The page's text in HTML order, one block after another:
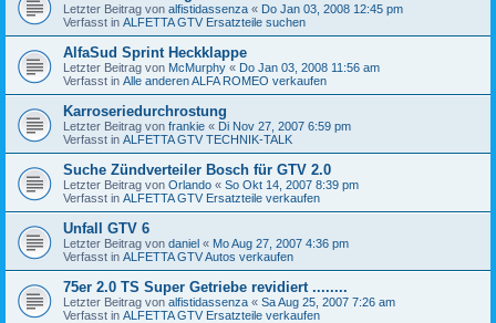
Letzter Beitrag von alfistidassenza « Do Jan 03, 2008 12:45 pm
Verfasst in ALFETTA GTV Ersatzteile suchen
AlfaSud Sprint Heckklappe
Letzter Beitrag von McMurphy « Do Jan 03, 2008 11:56 am
Verfasst in Alle anderen ALFA ROMEO verkaufen
Karroseriedurchrostung
Letzter Beitrag von frankie « Di Nov 27, 2007 6:59 pm
Verfasst in ALFETTA GTV TECHNIK-TALK
Suche Zündverteiler Bosch für GTV 2.0
Letzter Beitrag von Orlando « So Okt 14, 2007 8:39 pm
Verfasst in ALFETTA GTV Ersatzteile verkaufen
Unfall GTV 6
Letzter Beitrag von daniel « Mo Aug 27, 2007 4:36 pm
Verfasst in ALFETTA GTV Autos verkaufen
75er 2.0 TS Super Getriebe revidiert ........
Letzter Beitrag von alfistidassenza « Sa Aug 25, 2007 7:26 am
Verfasst in ALFETTA GTV Ersatzteile verkaufen